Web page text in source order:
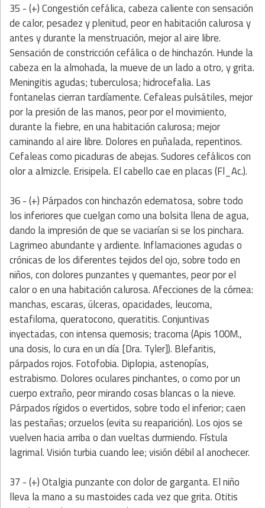
35 - (+) Congestión cefálica, cabeza caliente con sensación
de calor, pesadez y plenitud, peor en habitación calurosa y
antes y durante la menstruación, mejor al aire libre.
Sensación de constricción cefálica o de hinchazón. Hunde la
cabeza en la almohada, la mueve de un lado a otro, y grita.
Meningitis agudas; tuberculosa; hidrocefalia. Las
fontanelas cierran tardíamente. Cefaleas pulsátiles, mejor
por la presión de las manos, peor por el movimiento,
durante la fiebre, en una habitación calurosa; mejor
caminando al aire libre. Dolores en puñalada, repentinos.
Cefaleas como picaduras de abejas. Sudores cefálicos con
olor a almizcle. Erisipela. El cabello cae en placas (Fl_Ac.).
36 - (+) Párpados con hinchazón edematosa, sobre todo
los inferiores que cuelgan como una bolsita llena de agua,
dando la impresión de que se vaciarían si se los pinchara.
Lagrimeo abundante y ardiente. Inflamaciones agudas o
crónicas de los diferentes tejidos del ojo, sobre todo en
niños, con dolores punzantes y quemantes, peor por el
calor o en una habitación calurosa. Afecciones de la córnea:
manchas, escaras, úlceras, opacidades, leucoma,
estafiloma, queratocono, queratitis. Conjuntivas
inyectadas, con intensa quemosis; tracoma (Apis 100M.,
una dosis, lo cura en un día [Dra. Tyler]). Blefaritis,
párpados rojos. Fotofobia. Diplopia, astenopías,
estrabismo. Dolores oculares pinchantes, o como por un
cuerpo extraño, peor mirando cosas blancas o la nieve.
Párpados rígidos o evertidos, sobre todo el inferior; caen
las pestañas; orzuelos (evita su reaparición). Los ojos se
vuelven hacia arriba o dan vueltas durmiendo. Fístula
lagrimal. Visión turbia cuando lee; visión débil al anochecer.
37 - (+) Otalgia punzante con dolor de garganta. El niño
lleva la mano a su mastoides cada vez que grita. Otitis